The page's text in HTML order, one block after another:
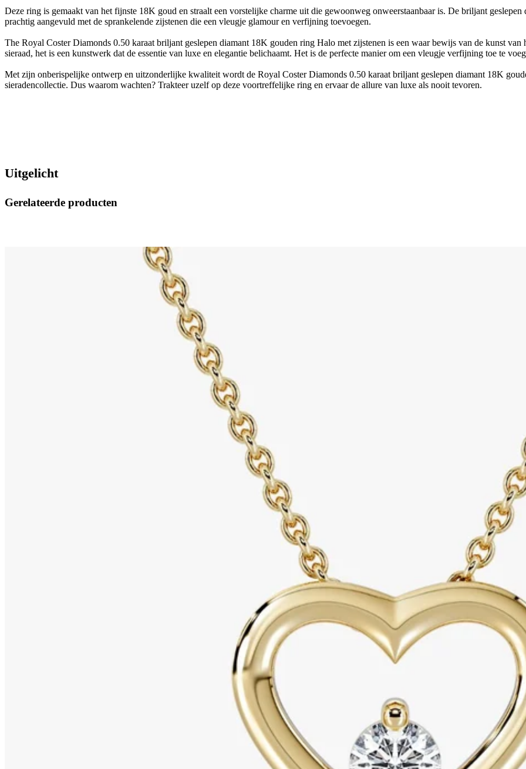
Deze ring is gemaakt van het fijnste 18K goud en straalt een vorstelijke charme uit die gewoonweg onweerstaanbaar is. De briljant
prachtig aangevuld met de sprankelende zijstenen die een vleugje glamour en verfijning toevoegen.
The Royal Coster Diamonds 0.50 karaat briljant geslepen diamant 18K gouden ring Halo met zijstenen is een waar bewijs van de kunst
sieraad, het is een kunstwerk dat de essentie van luxe en elegantie belichaamt. Het is de perfecte manier om een vleugje verfijning toe te
Met zijn onberispelijke ontwerp en uitzonderlijke kwaliteit wordt de Royal Coster Diamonds 0.50 karaat briljant geslepen diamant 18K
sieradencollectie. Dus waarom wachten? Trakteer uzelf op deze voortreffelijke ring en ervaar de allure van luxe als nooit tevoren.
Uitgelicht
Gerelateerde producten